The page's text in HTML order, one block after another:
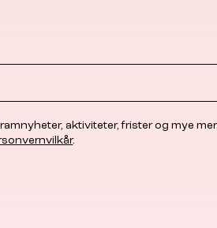
aktiviteter, frister og mye
.